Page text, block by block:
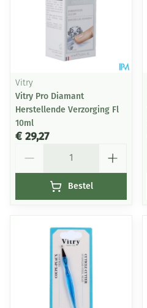
Vitry
Vitry Pro Diamant
Herstellende Verzorging Fl
10ml
€ 29,27
Bestel